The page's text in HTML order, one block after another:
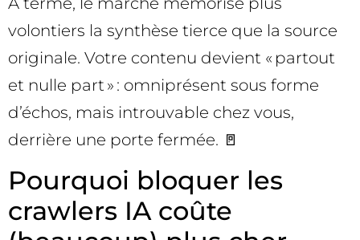
volontiers la synthèse tierce que la source
originale. Votre contenu devient « partout
et nulle part » : omniprésent sous forme
d’échos, mais introuvable chez vous,
derrière une porte fermée. 🚪
Pourquoi bloquer les
crawlers IA coûte